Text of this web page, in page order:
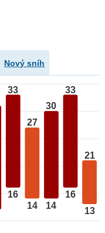
Nový sníh
33
16
27
14
30
14
33
16
21
13